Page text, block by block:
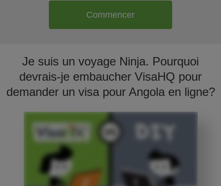
Commencer
Je suis un voyage Ninja. Pourquoi
devrais-je embaucher VisaHQ pour
demander un visa pour Angola en ligne?